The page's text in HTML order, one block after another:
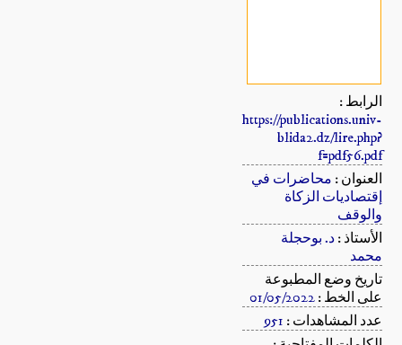
الرابط :
https://publications.univ-
blida2.dz/lire.php?
f=pdf56.pdf
العنوان : محاضرات في
إقتصاديات الزكاة
والوقف
الأستاذ :د. بوحجلة
محمد
تاريخ وضع المطبوعة
على الخط :01/05/2022
عدد المشاهدات : 951